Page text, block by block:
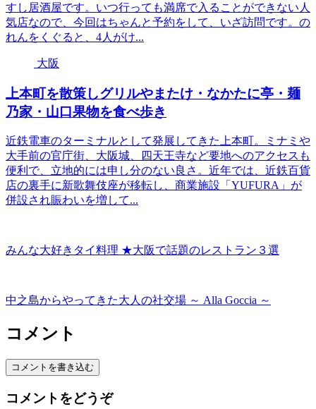
すし居酒屋です。いつ行っても満席で入ることができない人
気店なので、今回はちゃんと予約をして、いざ訪問です。の
れんをくぐると、4人がけ...
大阪
上本町を散策しグリルやまたけ・なかたに亭・麺
乃家・山口果物を食べ歩き
近鉄電車のターミナルとして発展してきた上本町。ミナミや
大手前の官庁街、大阪城、四天王寺など要地へのアクセスも
便利で、立地的には申し分のない良さ。近年では、近鉄百貨
店の裏手に新歌舞伎座が移転し、商業施設「YUFURA」が
併設され賑わいを増して...
みんな大好きタイ料理 ★大阪で話題のレストラン３選
中之島からやってきた大人の社交場 ～ Alla Goccia ～
コメント
コメントを書き込む
コメントをどうぞ